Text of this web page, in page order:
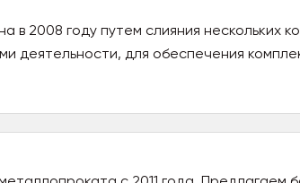
в 2008 году путем слияния нескольких
деятельности, для обеспечения